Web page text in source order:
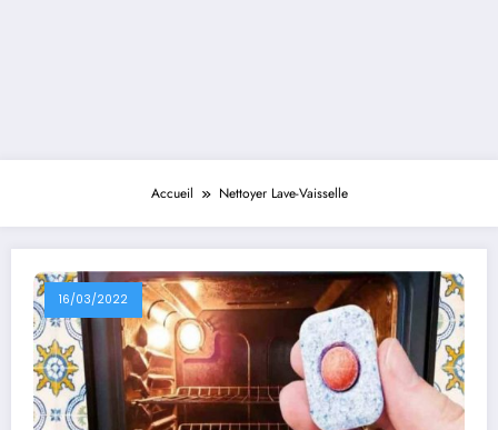
Accueil Nettoyer Lave-Vaisselle
16/03/2022